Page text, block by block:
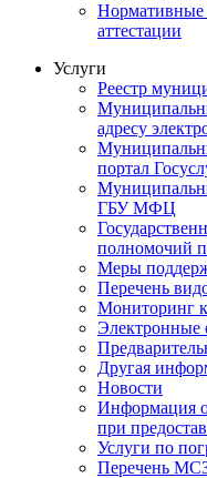
Нормативные
аттестации
Услуги
Реестр
адресу
портал
ГБУ МФЦ
полномочий
Меры
Перечень
Мониторинг
Электронные
Другая
Новости
Информация
при
Услуги по
Перечень